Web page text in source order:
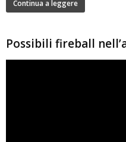
Continua a leggere
Possibili fireball